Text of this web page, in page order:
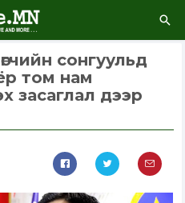
сонгуульд
том нам
засаглал дээр